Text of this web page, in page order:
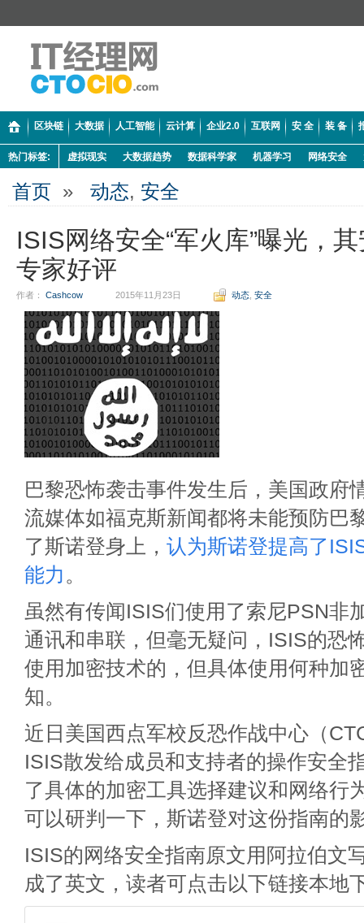
区块链 大数据 人工智能 云计算 企业2.0 互联网 安 全 装 备
热门标签: 虚拟现实 大数据趋势 数据科学家 机器学习 网络安全
首页 » 动态, 安全
ISIS网络安全“军火库”曝光，
专家好评
作者： Cashcow 2015年11月23日 动态 安全
巴黎恐怖袭击事件发生后，美国政府
流媒体如福克斯新闻都将未能预防巴
了斯诺登身上， 认为斯诺登提高了
能力。
虽然有传闻ISIS们使用了索尼PSN非
通讯和串联，但毫无疑问，ISIS的恐
使用加密技术的，但具体使用何种加
知。
近日美国西点军校反恐作战中心（
ISIS散发给成员和支持者的操作安全
了具体的加密工具选择建议和网络行
可以研判一下，斯诺登对这份指南的
ISIS的网络安全指南原文用阿拉伯文
成了英文，读者可点击以下链接本地